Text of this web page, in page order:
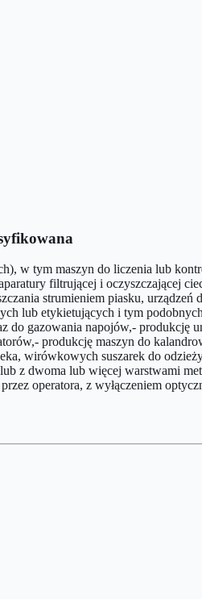
w tym maszyn do liczenia lub
filtrującej i oczyszczającej
strumieniem piasku,
lub etykietujących i tym
do gazowania napojów,-
produkcję maszyn do
wirówkowych suszarek do
z dwoma lub więcej warstwami
operatora, z wyłączeniem